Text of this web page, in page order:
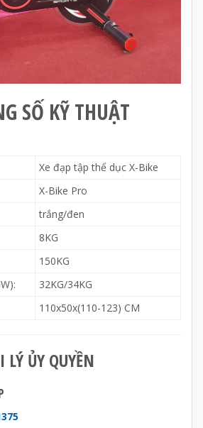
SỐ KỸ THUẬT
Xe đạp tập thể dục X-Bike
X-Bike Pro
trắng/đen
8KG
150KG
32KG/34KG
110x50x(110-123) CM
ỦY QUYỀN